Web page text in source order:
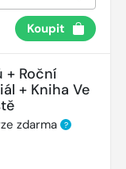
Koupit
+ Roční
+ Kniha Ve
zdarma ?